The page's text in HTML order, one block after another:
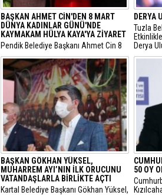
BAŞKAN AHMET CİN'DEN 8 MART
DÜNYA KADINLAR GÜNÜ'NDE
KAYMAKAM HÜLYA KAYA'YA ZİYARET
Pendik Belediye Başkanı Ahmet Cin 8
mart Dünya Kadınlar Günü nedeniyle
Pendik Kaymakamı Dr. Hülya Kaya'yı
makamında ziyaret etti.
DERYA
Tuzla
Derya
Tören
BAŞKAN GÖKHAN YÜKSEL,
MUHARREM AYI’NIN İLK ORUCUNU
VATANDAŞLARLA BİRLİKTE AÇTI
Kartal Belediye Başkanı Gökhan Yüksel,
50 OY